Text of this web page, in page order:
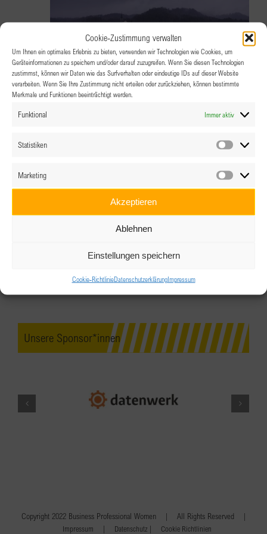
Cookie-Zustimmung verwalten
Um Ihnen ein optimales Erlebnis zu bieten, verwenden wir Technologien wie Cookies, um
Geräteinformationen zu speichern und/oder darauf zuzugreifen. Wenn Sie diesen Technologien
zustimmst, können wir Daten wie das Surfverhalten oder eindeutige IDs auf dieser Website
verarbeiten. Wenn Sie Ihre Zustimmung nicht erteilen oder zurückziehen, können bestimmte
Merkmale und Funktionen beeinträchtigt werden.
Funktional Immer aktiv
Statistiken
Marketing
Akzeptieren
Ablehnen
Einstellungen speichern
Cookie-RichtlinieDatenschutzerklärungImpressum
21.11.2025 @ 18:00
Abtei Mariastern-GwiggenGwiggen 1, Hohenweiler
Unsere Sponsor*innen
Copyright 2022 Business Professional Women | All Rights Reserved |
Impressum | Datenschutz | Cookie Richtlinien